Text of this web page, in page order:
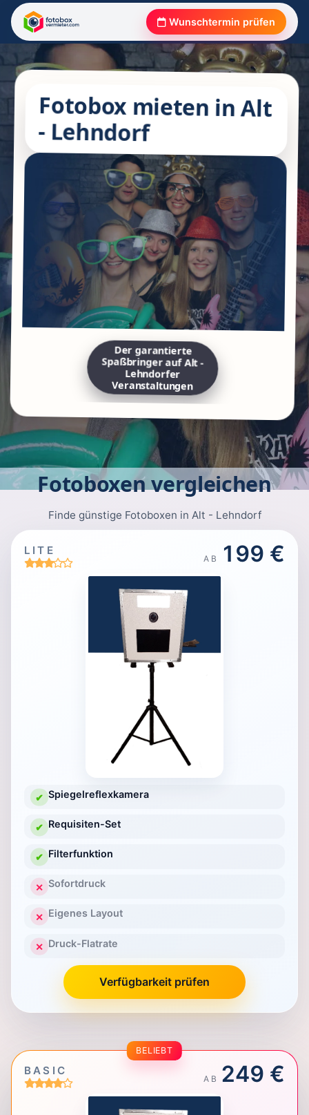
Wunschtermin prüfen
Fotobox mieten in Alt
- Lehndorf
Der garantierte
Spaßbringer auf Alt -
Lehndorfer
Veranstaltungen
Fotoboxen vergleichen
Finde günstige Fotoboxen in Alt - Lehndorf
LITE
AB 199 €
✔ Spiegelreflexkamera
✔ Requisiten-Set
✔ Filterfunktion
✕ Sofortdruck
✕ Eigenes Layout
✕ Druck-Flatrate
Verfügbarkeit prüfen
BELIEBT
BASIC
AB 249 €